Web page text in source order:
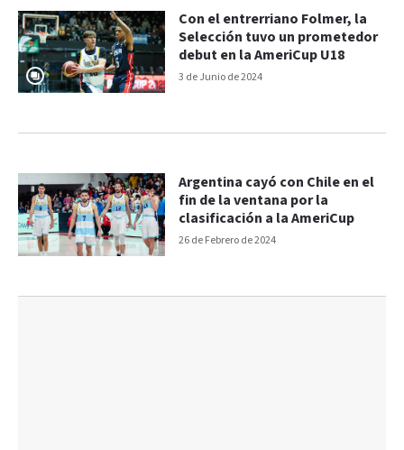
3 de Junio de 2024
Con el entrerriano Folmer, la
Selección tuvo un prometedor
debut en la AmeriCup U18
26 de Febrero de 2024
Argentina cayó con Chile en el
fin de la ventana por la
clasificación a la AmeriCup